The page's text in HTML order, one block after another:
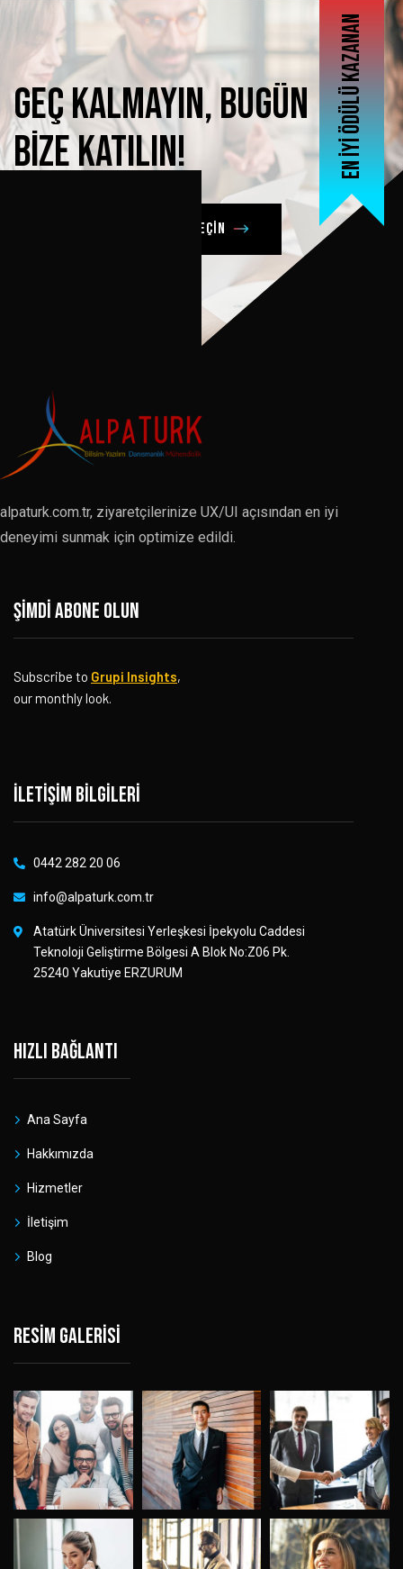
En iyi ödülü kazanan
Geçkalmayın,bugün
bizekatılın!
Şimdi bizimle iletişime geçin
alpaturk.com.tr, ziyaretçilerinize UX/UI açısından en iyi
deneyimi sunmak için optimize edildi.
Şimdi abone olun
Subscribe to Grupi Insights,
our monthly look.
İletişim bilgileri
0442 282 20 06
info@alpaturk.com.tr
Atatürk Üniversitesi Yerleşkesi İpekyolu Caddesi
Teknoloji Geliştirme Bölgesi A Blok No:Z06 Pk.
25240 Yakutiye ERZURUM
Hızlı bağlantı
Ana Sayfa
Hakkımızda
Hizmetler
İletişim
Blog
Resim galerisi